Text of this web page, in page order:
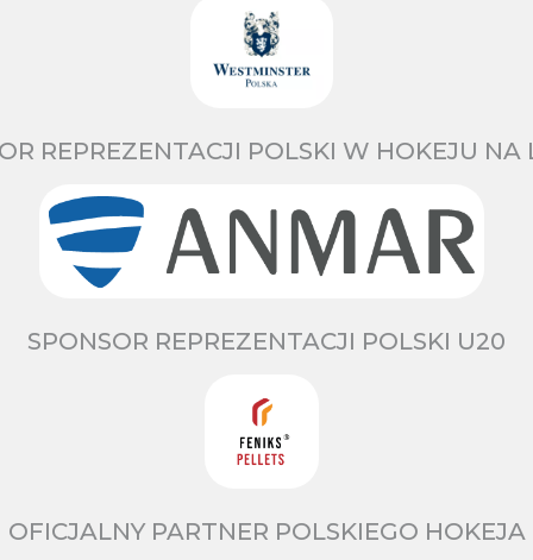
REPREZENTACJI POLSKI W HOKEJU NA
SPONSOR REPREZENTACJI POLSKI U20
OFICJALNY PARTNER POLSKIEGO HOKEJA